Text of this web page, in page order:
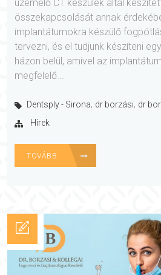
üzemelő CT készülék által
összekapcsolását annak
implantátumokra készülő
tervezni, és el tudjunk készíteni
házon belül, amivel az
megfelelő...
Dentsply - Sirona, dr borzási, dr
Hírek
TOVÁBB